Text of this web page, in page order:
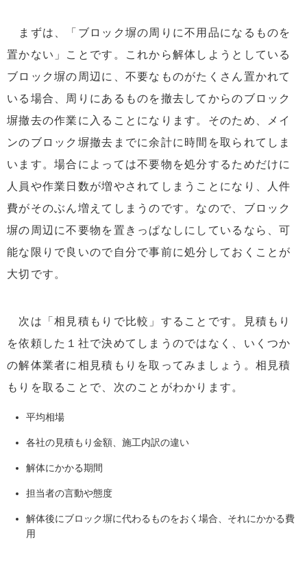
まずは、「ブロック塀の周りに不用品になるものを
置かない」ことです。これから解体しようとしている
ブロック塀の周辺に、不要なものがたくさん置かれて
いる場合、周りにあるものを撤去してからのブロック
塀撤去の作業に入ることになります。そのため、メイ
ンのブロック塀撤去までに余計に時間を取られてしま
います。場合によっては不要物を処分するためだけに
人員や作業日数が増やされてしまうことになり、人件
費がそのぶん増えてしまうのです。なので、ブロック
塀の周辺に不要物を置きっぱなしにしているなら、可
能な限りで良いので自分で事前に処分しておくことが
大切です。
次は「相見積もりで比較」することです。見積もり
を依頼した１社で決めてしまうのではなく、いくつか
の解体業者に相見積もりを取ってみましょう。相見積
もりを取ることで、次のことがわかります。
平均相場
各社の見積もり金額、施工内訳の違い
解体にかかる期間
担当者の言動や態度
解体後にブロック塀に代わるものをおく場合、それにかかる費
用